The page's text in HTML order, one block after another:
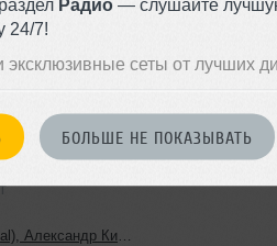
Радио — слушайте
24/7!
сеты от лучших
БОЛЬШЕ НЕ ПОКАЗЫВАТЬ
288
111 MB, 256
кибернетика 724 (08.07.2026)